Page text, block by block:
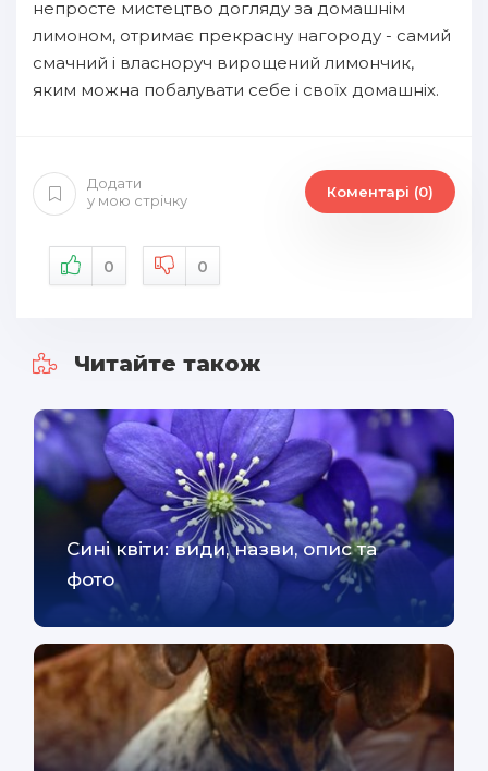
непросте мистецтво догляду за домашнім
лимоном, отримає прекрасну нагороду - самий
смачний і власноруч вирощений лимончик,
яким можна побалувати себе і своїх домашніх.
Додати
у мою стрічку
Коментарі (0)
0 0
Читайте також
Сині квіти: види, назви, опис та
фото